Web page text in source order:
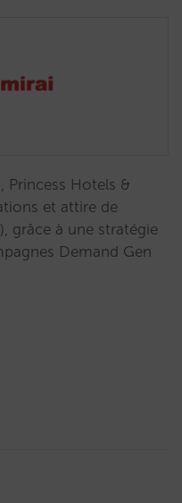
Princess Hotels &
et attire de
grâce à une stratégie
Demand Gen